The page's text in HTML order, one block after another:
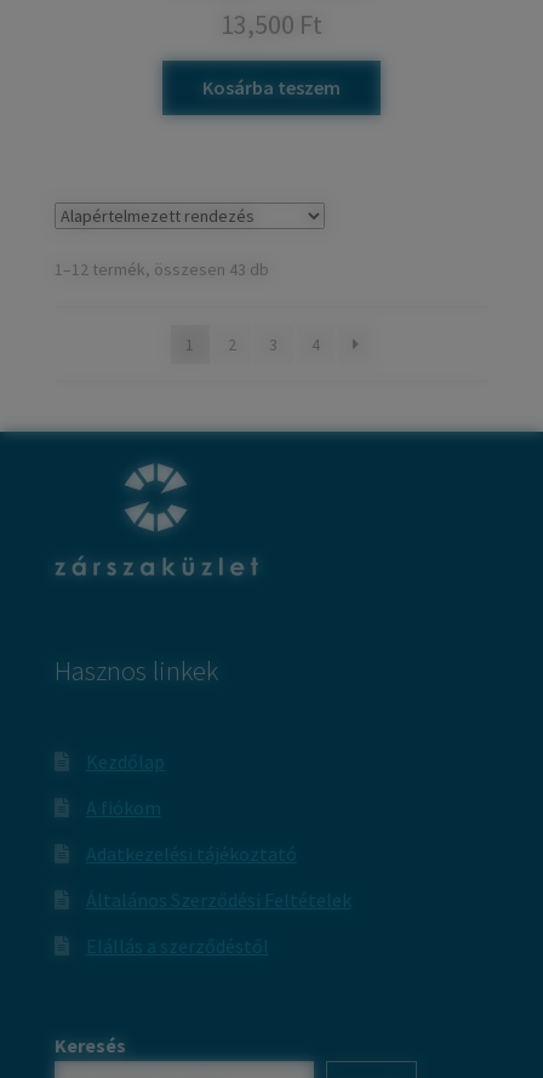
13,500 Ft
Kosárba teszem
1–12 termék, összesen 43 db
1 2 3 4
Hasznos linkek
Kezdőlap
A fiókom
Adatkezelési tájékoztató
Általános Szerződési Feltételek
Elállás a szerződéstől
Keresés